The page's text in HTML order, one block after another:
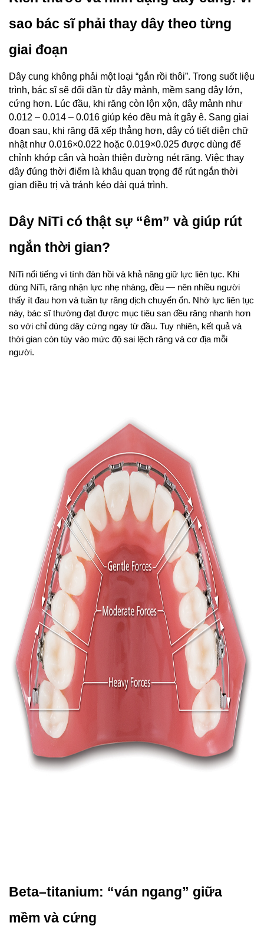
sao bác sĩ phải thay dây theo từng
giai đoạn
Dây cung không phải một loại “gắn rồi thôi”. Trong suốt liệu
trình, bác sĩ sẽ đổi dần từ dây mảnh, mềm sang dây lớn,
cứng hơn. Lúc đầu, khi răng còn lộn xộn, dây mảnh như
0.012 – 0.014 – 0.016 giúp kéo đều mà ít gây ê. Sang giai
đoạn sau, khi răng đã xếp thẳng hơn, dây có tiết diện chữ
nhật như 0.016×0.022 hoặc 0.019×0.025 được dùng để
chỉnh khớp cắn và hoàn thiện đường nét răng. Việc thay
dây đúng thời điểm là khâu quan trọng để rút ngắn thời
gian điều trị và tránh kéo dài quá trình.
Dây NiTi có thật sự “êm” và giúp rút
ngắn thời gian?
NiTi nổi tiếng vì tính đàn hồi và khả năng giữ lực liên tục. Khi
dùng NiTi, răng nhận lực nhẹ nhàng, đều — nên nhiều người
thấy ít đau hơn và tuần tự răng dịch chuyển ổn. Nhờ lực liên tục
này, bác sĩ thường đạt được mục tiêu san đều răng nhanh hơn
so với chỉ dùng dây cứng ngay từ đầu. Tuy nhiên, kết quả và
thời gian còn tùy vào mức độ sai lệch răng và cơ địa mỗi
người.
Beta–titanium: “ván ngang” giữa
mềm và cứng